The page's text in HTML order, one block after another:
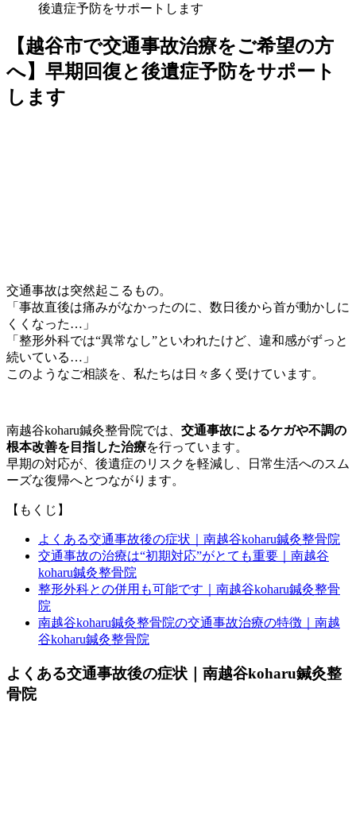
後遺症予防をサポートします
【越谷市で交通事故治療をご希望の方
へ】早期回復と後遺症予防をサポート
します
交通事故は突然起こるもの。
「事故直後は痛みがなかったのに、数日後から首が動かしに
くくなった…」
「整形外科では“異常なし”といわれたけど、違和感がずっと
続いている…」
このようなご相談を、私たちは日々多く受けています。
南越谷koharu鍼灸整骨院では、 交通事故によるケガや不調の
根本改善を目指した治療を行っています。
早期の対応が、後遺症のリスクを軽減し、日常生活へのスム
ーズな復帰へとつながります。
【もくじ】
よくある交通事故後の症状｜南越谷koharu鍼灸整骨院
交通事故の治療は“初期対応”がとても重要｜南越谷
koharu鍼灸整骨院
整形外科との併用も可能です｜南越谷koharu鍼灸整骨
院
南越谷koharu鍼灸整骨院の交通事故治療の特徴｜南越
谷koharu鍼灸整骨院
よくある交通事故後の症状｜南越谷koharu鍼灸整
骨院